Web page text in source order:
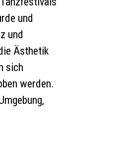
und
und
Ästhetik
sich
werden.